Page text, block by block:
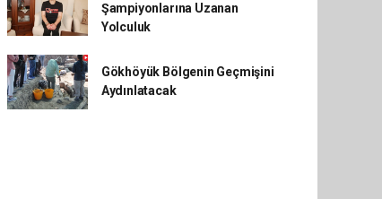
Şampiyonlarına Uzanan
Yolculuk
Gökhöyük Bölgenin Geçmişini
Aydınlatacak